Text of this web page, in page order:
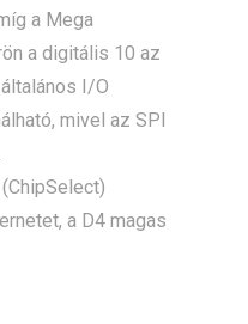
a Mega
a digitális 10 az
I/O
mivel az SPI
a D4 magas